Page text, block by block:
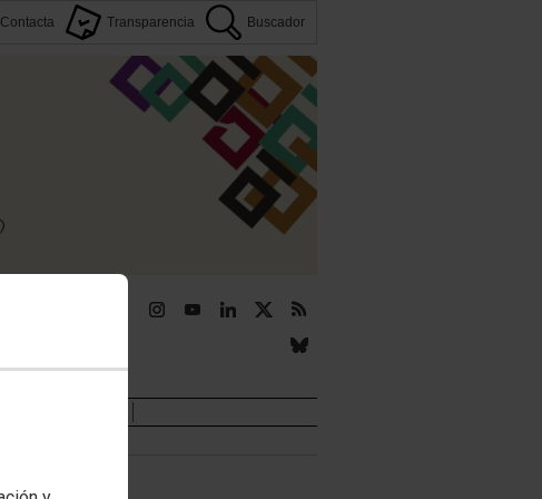
Contacta Transparencia Buscador